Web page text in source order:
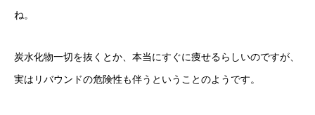
ね。
炭水化物一切を抜くとか、本当にすぐに痩せるらしいのですが、
実はリバウンドの危険性も伴うということのようです。